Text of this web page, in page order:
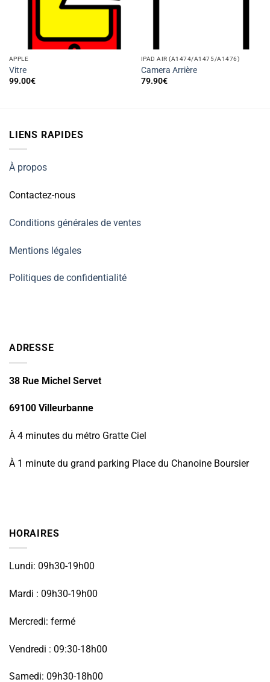
APPLE
Vitre
99.00€
IPAD AIR (A1474/A1475/A1476)
Camera Arrière
79.90€
LIENS RAPIDES
À propos
Contactez-nous
Conditions générales de ventes
Mentions légales
Politiques de confidentialité
ADRESSE
38 Rue Michel Servet
69100 Villeurbanne
À 4 minutes du métro Gratte Ciel
À 1 minute du grand parking Place du Chanoine Boursier
HORAIRES
Lundi: 09h30-19h00
Mardi : 09h30-19h00
Mercredi: fermé
Vendredi : 09:30-18h00
Samedi: 09h30-18h00